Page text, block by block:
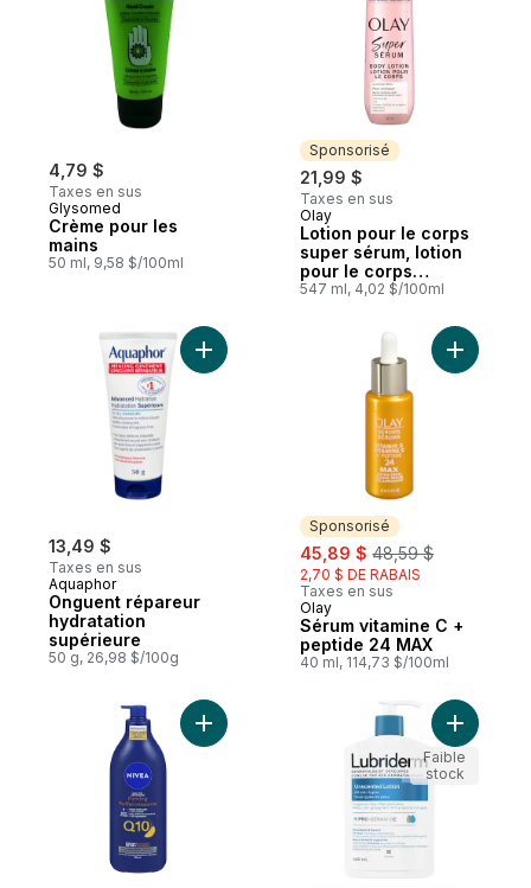
4,79 $
Taxes en sus
Glysomed
Crème pour les
mains
50 ml, 9,58 $/100ml
Sponsorisé
21,99 $
Taxes en sus
Sponsorisé
Olay
Lotion pour le corps
super sérum, lotion
pour le corps
hydratante pour la
complexe super
sérum pour ralentir
les signes visibles
547 ml, 4,02 $/100ml
13,49 $
Taxes en sus
Aquaphor
Onguent répareur
hydratation
supérieure
50 g, 26,98 $/100g
Ajouter Onguent répareur hydratation
Sponsorisé
sale:
45,89 $ , formerly:
48,59 $
2,70 $ DE RABAIS
Taxes en sus
Sponsorisé
Olay
Sérum vitamine C +
peptide 24 MAX
40 ml, 114,73 $/100ml
Ajouter
Ajouter Lait corporel raffermissante au
Ajouter
Faible
stock